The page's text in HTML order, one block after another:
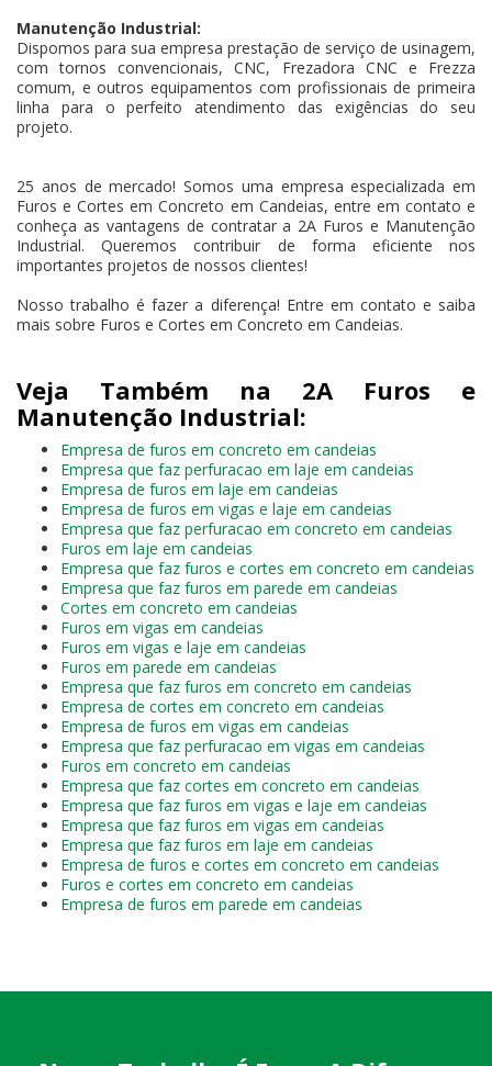
Manutenção Industrial:
Dispomos para sua empresa prestação de serviço de usinagem,
com tornos convencionais, CNC, Frezadora CNC e Frezza
comum, e outros equipamentos com profissionais de primeira
linha para o perfeito atendimento das exigências do seu
projeto.
25 anos de mercado! Somos uma empresa especializada em
Furos e Cortes em Concreto em Candeias, entre em contato e
conheça as vantagens de contratar a 2A Furos e Manutenção
Industrial. Queremos contribuir de forma eficiente nos
importantes projetos de nossos clientes!
Nosso trabalho é fazer a diferença! Entre em contato e saiba
mais sobre Furos e Cortes em Concreto em Candeias.
Veja Também na 2A Furos e
Manutenção Industrial:
Empresa de furos em concreto em candeias
Empresa que faz perfuracao em laje em candeias
Empresa de furos em laje em candeias
Empresa de furos em vigas e laje em candeias
Empresa que faz perfuracao em concreto em candeias
Furos em laje em candeias
Empresa que faz furos e cortes em concreto em candeias
Empresa que faz furos em parede em candeias
Cortes em concreto em candeias
Furos em vigas em candeias
Furos em vigas e laje em candeias
Furos em parede em candeias
Empresa que faz furos em concreto em candeias
Empresa de cortes em concreto em candeias
Empresa de furos em vigas em candeias
Empresa que faz perfuracao em vigas em candeias
Furos em concreto em candeias
Empresa que faz cortes em concreto em candeias
Empresa que faz furos em vigas e laje em candeias
Empresa que faz furos em vigas em candeias
Empresa que faz furos em laje em candeias
Empresa de furos e cortes em concreto em candeias
Furos e cortes em concreto em candeias
Empresa de furos em parede em candeias